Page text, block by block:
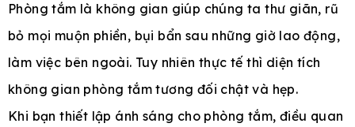
Phòng tắm là không gian giúp chúng ta thư giãn, rũ
bỏ mọi muộn phiền, bụi bẩn sau những giờ lao động,
làm việc bên ngoài. Tuy nhiên thực tế thì diện tích
không gian phòng tắm tương đối chật và hẹp.
Khi bạn thiết lập ánh sáng cho phòng tắm, điều quan